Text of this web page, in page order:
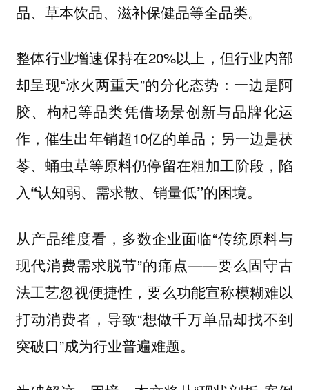
品、草本饮品、滋补保健品等全品类。
整体行业增速保持在20%以上，但行业内部
却呈现“冰火两重天”的分化态势：一边是阿
胶、枸杞等品类凭借场景创新与品牌化运
作，催生出年销超10亿的单品；另一边是茯
苓、蛹虫草等原料仍停留在粗加工阶段，陷
入“认知弱、需求散、销量低”的困境。
从产品维度看，多数企业面临“传统原料与
现代消费需求脱节”的痛点——要么固守古
法工艺忽视便捷性，要么功能宣称模糊难以
打动消费者，导致“想做千万单品却找不到
突破口”成为行业普遍难题。